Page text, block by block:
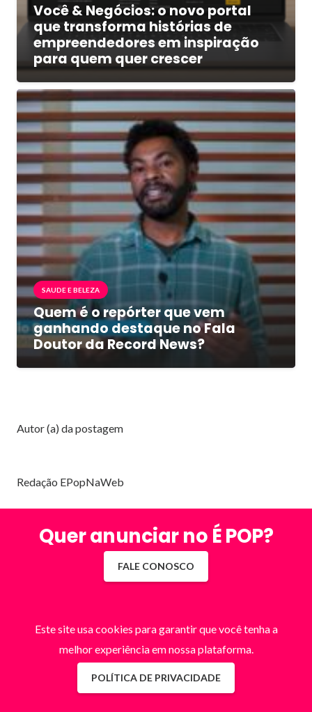
Você & Negócios: o novo portal
que transforma histórias de
empreendedores em inspiração
para quem quer crescer
SAUDE E BELEZA
Quem é o repórter que vem
ganhando destaque no Fala
Doutor da Record News?
Autor (a) da postagem
Redação EPopNaWeb
Quer anunciar no É POP?
FALE CONOSCO
Este site usa cookies para garantir que você tenha a
melhor experiência em nossa plataforma.
POLÍTICA DE PRIVACIDADE